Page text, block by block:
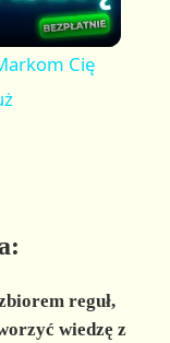
Cię
reguł,
wiedzę z